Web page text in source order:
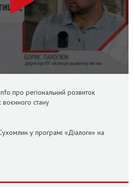
про регіональний розвиток
стану
у програмі «Діалоги» на